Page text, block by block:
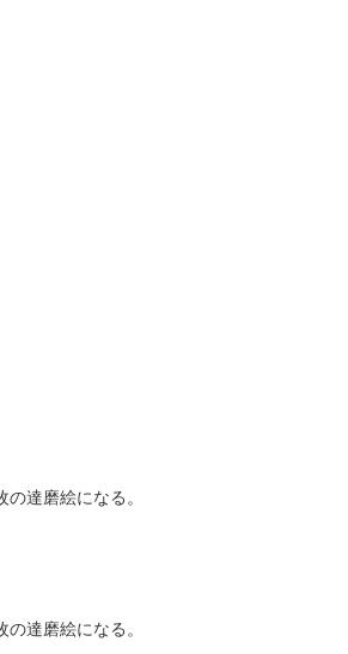
達磨絵になる。
達磨絵になる。